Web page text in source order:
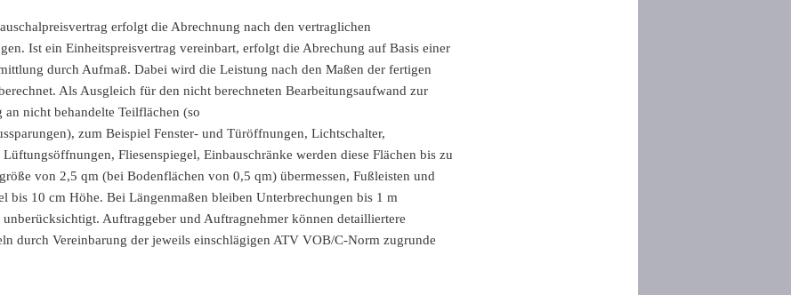
erfolgt die Abrechnung nach den vertraglichen
Ist ein Einheitspreisvertrag vereinbart, erfolgt die Abrechung auf Basis einer
durch Aufmaß. Dabei wird die Leistung nach den Maßen der fertigen
Als Ausgleich für den nicht berechneten Bearbeitungsaufwand zur
an nicht behandelte Teilflächen (so
zum Beispiel Fenster- und Türöffnungen, Lichtschalter,
Lüftungsöffnungen, Fliesenspiegel, Einbauschränke werden diese Flächen bis zu
von 2,5 qm (bei Bodenflächen von 0,5 qm) übermessen, Fußleisten und
bis 10 cm Höhe. Bei Längenmaßen bleiben Unterbrechungen bis 1 m
Auftraggeber und Auftragnehmer können detailliertere
durch Vereinbarung der jeweils einschlägigen ATV VOB/C-Norm zugrunde